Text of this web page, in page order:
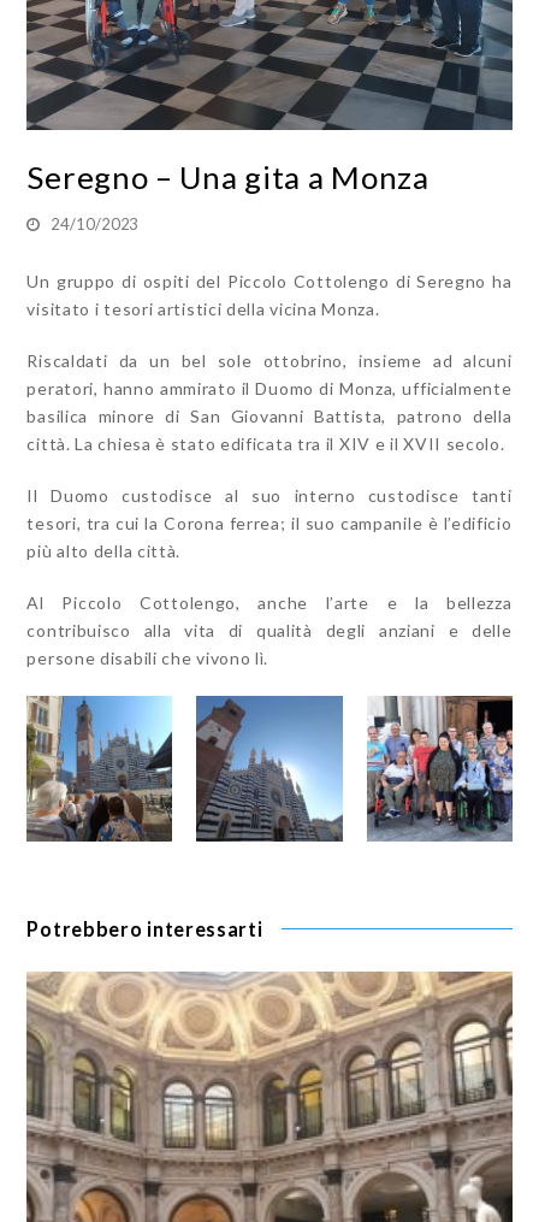
Seregno – Una gita a Monza
24/10/2023
Un gruppo di ospiti del Piccolo Cottolengo di Seregno ha
visitato i tesori artistici della vicina Monza.
Riscaldati da un bel sole ottobrino, insieme ad alcuni
peratori, hanno ammirato il Duomo di Monza, ufficialmente
basilica minore di San Giovanni Battista, patrono della
città. La chiesa è stato edificata tra il XIV e il XVII secolo.
Il Duomo custodisce al suo interno custodisce tanti
tesori, tra cui la Corona ferrea; il suo campanile è l’edificio
più alto della città.
Al Piccolo Cottolengo, anche l’arte e la bellezza
contribuisco alla vita di qualità degli anziani e delle
persone disabili che vivono lì.
Potrebbero interessarti